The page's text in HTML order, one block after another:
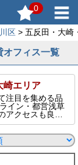
0
区 > 五反田・大崎
オフィス一覧
崎エリア
注目を集める品
イン・都営浅草
アクセスも良
地として人気が
士業やコンサ
貸オフィスエリ